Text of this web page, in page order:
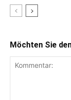
Möchten Sie